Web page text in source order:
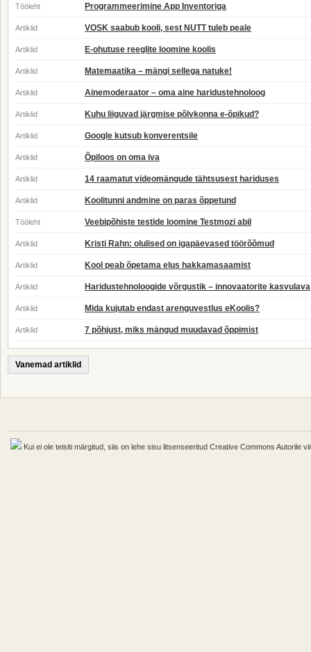
Tööleht Programmeerimine App Inventoriga
Artiklid VOSK saabub kooli, sest NUTT tuleb peale
Artiklid E-ohutuse reeglite loomine koolis
Artiklid Matemaatika – mängi sellega natuke!
Artiklid Ainemoderaator – oma aine haridustehnoloog
Artiklid Kuhu liiguvad järgmise põlvkonna e-õpikud?
Artiklid Google kutsub konverentsile
Artiklid Õpiloos on oma iva
Artiklid 14 raamatut videomängude tähtsusest hariduses
Artiklid Koolitunni andmine on paras õppetund
Tööleht Veebipõhiste testide loomine Testmozi abil
Artiklid Kristi Rahn: olulised on igapäevased töörõõmud
Artiklid Kool peab õpetama elus hakkamasaamist
Artiklid Haridustehnoloogide võrgustik – innovaatorite kasvulava
Artiklid Mida kujutab endast arenguvestlus eKoolis?
Artiklid 7 põhjust, miks mängud muudavad õppimist
Vanemad artiklid
Kui ei ole teisiti märgitud, siis on lehe sisu litsenseeritud Creative Commons Autorile